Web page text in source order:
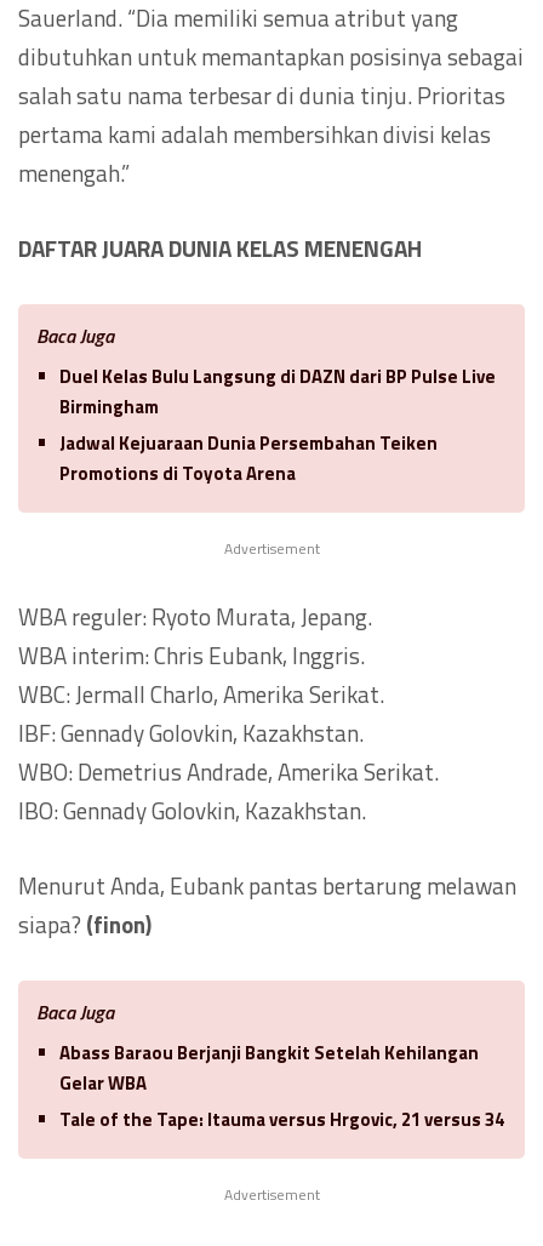
Sauerland. “Dia memiliki semua atribut yang
dibutuhkan untuk memantapkan posisinya sebagai
salah satu nama terbesar di dunia tinju. Prioritas
pertama kami adalah membersihkan divisi kelas
menengah.”
DAFTAR JUARA DUNIA KELAS MENENGAH
Baca Juga
Duel Kelas Bulu Langsung di DAZN dari BP Pulse Live
Birmingham
Jadwal Kejuaraan Dunia Persembahan Teiken
Promotions di Toyota Arena
Advertisement
WBA reguler: Ryoto Murata, Jepang.
WBA interim: Chris Eubank, Inggris.
WBC: Jermall Charlo, Amerika Serikat.
IBF: Gennady Golovkin, Kazakhstan.
WBO: Demetrius Andrade, Amerika Serikat.
IBO: Gennady Golovkin, Kazakhstan.
Menurut Anda, Eubank pantas bertarung melawan
siapa? (finon)
Baca Juga
Abass Baraou Berjanji Bangkit Setelah Kehilangan
Gelar WBA
Tale of the Tape: Itauma versus Hrgovic, 21 versus 34
Advertisement